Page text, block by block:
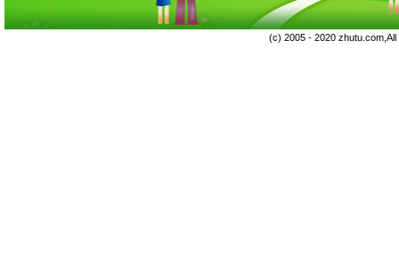
(c) 2005 - 2020